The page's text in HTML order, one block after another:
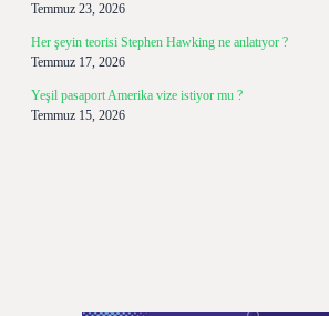
Temmuz 23, 2026
Her şeyin teorisi Stephen Hawking ne anlatıyor ?
Temmuz 17, 2026
Yeşil pasaport Amerika vize istiyor mu ?
Temmuz 15, 2026